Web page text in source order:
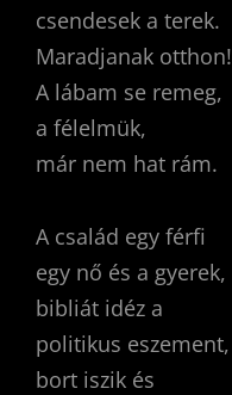
csendesek a terek.
Maradjanak otthon!
A lábam se remeg,
a félelmük,
már nem hat rám.
A család egy férfi
egy nő és a gyerek,
bibliát idéz a
politikus eszement,
bort iszik és